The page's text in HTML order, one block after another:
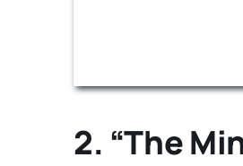
2. “The